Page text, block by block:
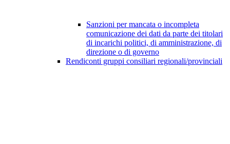
Sanzioni per mancata o incompleta
comunicazione dei dati da parte dei titolari
di incarichi politici, di amministrazione, di
direzione o di governo
Rendiconti gruppi consiliari regionali/provinciali